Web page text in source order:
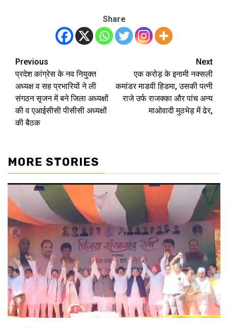
Share
Post
navigation
Previous
प्रदेश कांग्रेस के नव नियुक्त
अध्यक्ष व सह प्रभारियों ने ली
संगठन सृजन में बने जिला अध्यक्षों
की व एआईसीसी पीसीसी अध्यक्षों
की बैठक
Next
एक करोड़ के इनामी नक्सली
कमांडर माडवी हिडमा, उसकी पत्नी
राजे उर्फ राजक्का और पांच अन्य
माओवादी मुठभेड़ में ढेर,
MORE STORIES